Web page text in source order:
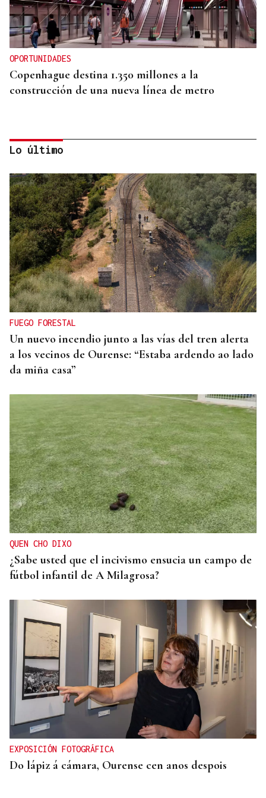
OPORTUNIDADES
Copenhague destina 1.350 millones a la
construcción de una nueva línea de metro
Las principales energéticas españolas arrancan
2026 con más beneficios y avanzan una nueva
ofensiva inversora
Lo último
FUEGO FORESTAL
Un nuevo incendio junto a las vías del tren alerta
a los vecinos de Ourense: “Estaba ardendo ao lado
da miña casa”
QUEN CHO DIXO
¿Sabe usted que el incivismo ensucia un campo de
fútbol infantil de A Milagrosa?
EXPOSICIÓN FOTOGRÁFICA
Do lápiz á cámara, Ourense cen anos despois